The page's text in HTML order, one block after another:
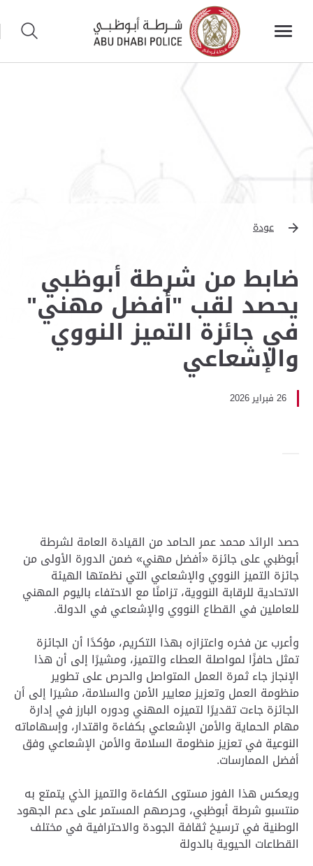
عودة
ضابط من شرطة أبوظبي
يحصد لقب "أفضل مهني"
في جائزة التميز النووي
والإشعاعي
26 فبراير 2026
حصد الرائد محمد عمر الحامد من القيادة العامة لشرطة
أبوظبي على جائزة «أفضل مهني» ضمن الدورة الأولى من
جائزة التميز النووي والإشعاعي التي نظمتها الهيئة
الاتحادية للرقابة النووية، تزامنًا مع الاحتفاء باليوم المهني
للعاملين في القطاع النووي والإشعاعي في الدولة.
وأعرب عن فخره واعتزازه بهذا التكريم، مؤكدًا أن الجائزة
تمثل حافزًا لمواصلة العطاء والتميز، ومشيرًا إلى أن هذا
الإنجاز جاء ثمرة العمل المتواصل والحرص على تطوير
منظومة العمل وتعزيز معايير الأمن والسلامة، مشيرَا إلى أن
الجائزة جاءت تقديرًا لتميزه المهني ودوره البارز في إدارة
مهام الحماية والأمن الإشعاعي بكفاءة واقتدار، وإسهاماته
النوعية في تعزيز منظومة السلامة والأمن الإشعاعي وفق
أفضل الممارسات.
ويعكس هذا الفوز مستوى الكفاءة والتميز الذي يتمتع به
منتسبو شرطة أبوظبي، وحرصهم المستمر على دعم الجهود
الوطنية في ترسيخ ثقافة الجودة والاحترافية في مختلف
القطاعات الحيوية بالدولة